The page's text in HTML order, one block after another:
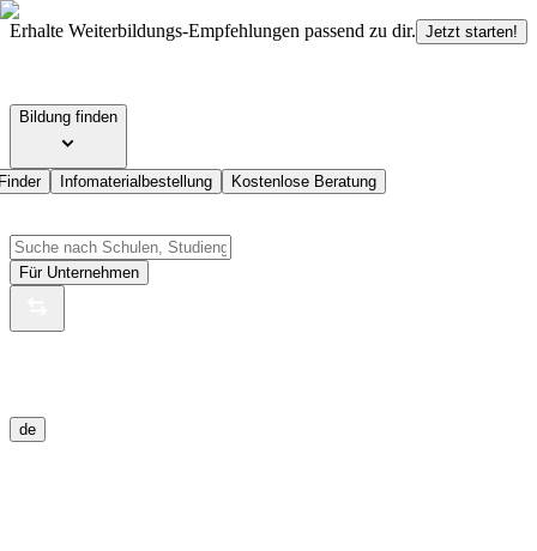
Erhalte Weiterbildungs-Empfehlungen passend zu dir. Jetzt starten!
Bildung finden
Infomaterialbestellung Kostenlose Beratung
Für Unternehmen
de